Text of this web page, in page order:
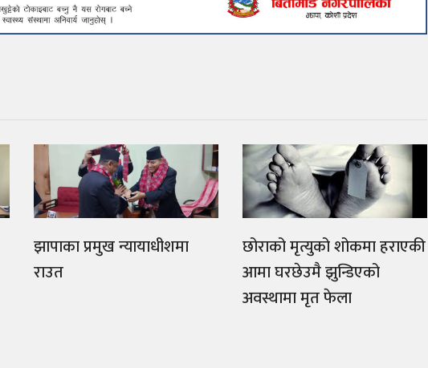
झापाका प्रमुख न्यायाधीशमा
राउत
छोराको मृत्युको शोकमा हराएकी
आमा घरछेउमै झुन्डिएको
अवस्थामा मृत फेला